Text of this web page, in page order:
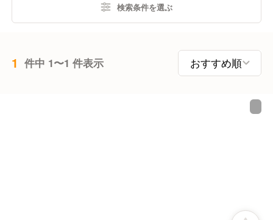
検索条件を選ぶ
1 件中 1〜1 件表示